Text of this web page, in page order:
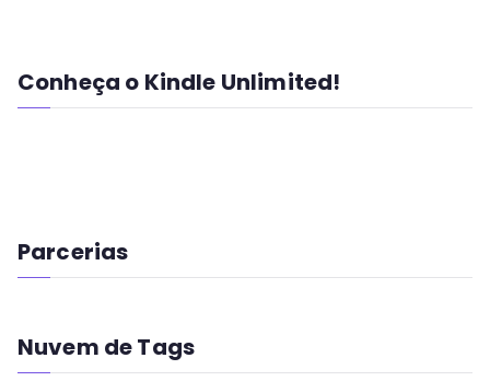
Conheça o Kindle Unlimited!
Parcerias
Nuvem de Tags